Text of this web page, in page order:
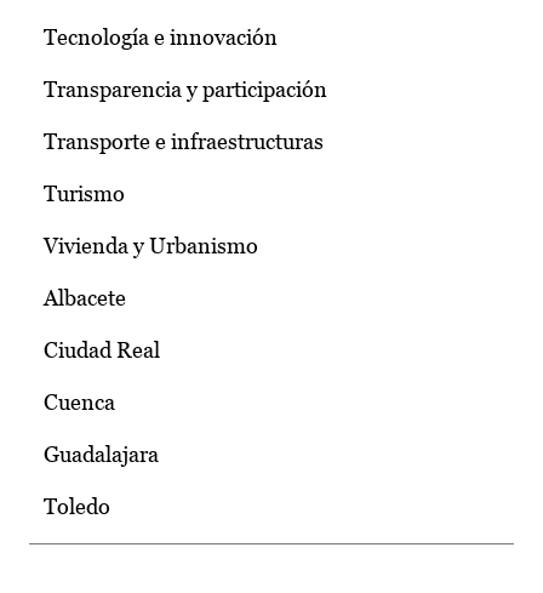
Tecnología e innovación
Transparencia y participación
Transporte e infraestructuras
Turismo
Vivienda y Urbanismo
Albacete
Ciudad Real
Cuenca
Guadalajara
Toledo